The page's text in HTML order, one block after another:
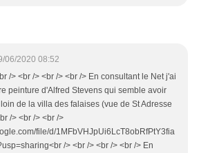
06/2020 08:52
/> <br /> <br /> <br /> En consultant le Net j'ai
peinture d'Alfred Stevens qui semble avoir
de la villa des falaises (vue de St Adresse
/> <br /> <br />
file/d/1MFbVHJpUi6LcT8obRfPtY3fia
/> <br /> <br /> <br /> En